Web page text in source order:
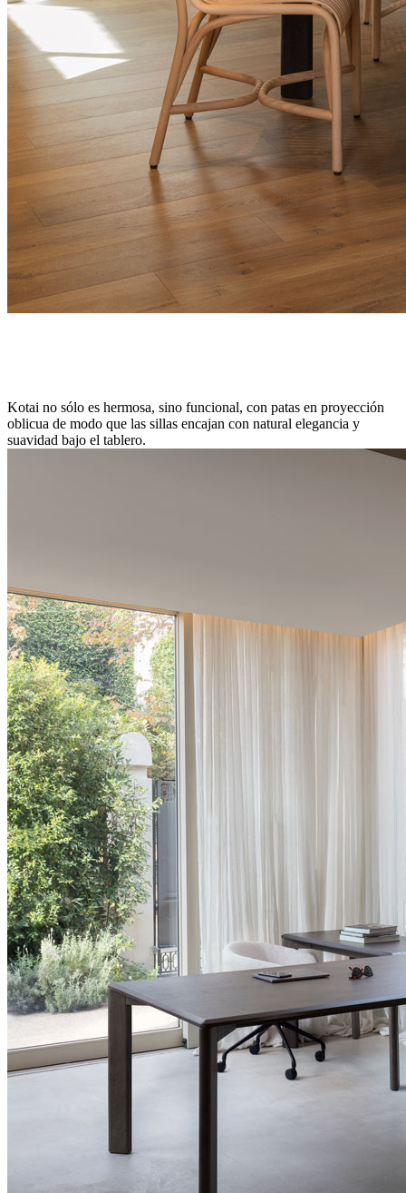
Kotai no sólo es hermosa, sino funcional, con patas en proyección
oblicua de modo que las sillas encajan con natural elegancia y
suavidad bajo el tablero.